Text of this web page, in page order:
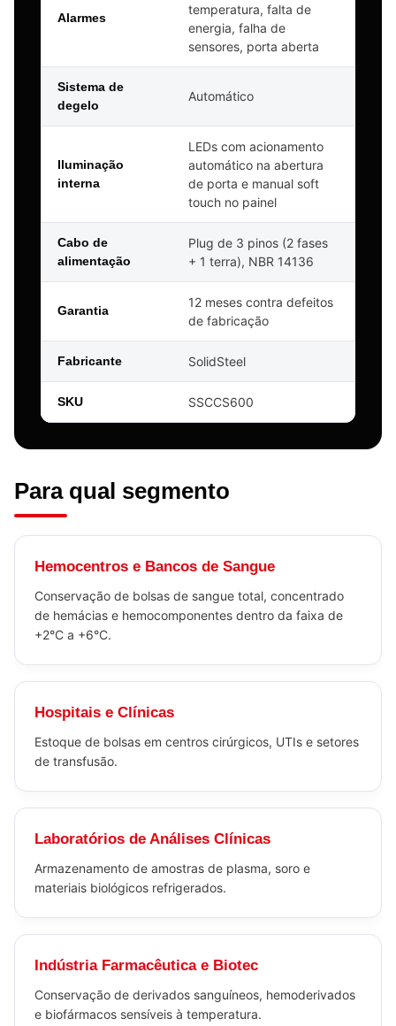
Alarmes
temperatura, falta de
energia, falha de
sensores, porta aberta
Sistema de
degelo
Automático
Iluminação
interna
LEDs com acionamento
automático na abertura
de porta e manual soft
touch no painel
Cabo de
alimentação
Plug de 3 pinos (2 fases
+ 1 terra), NBR 14136
Garantia
12 meses contra defeitos
de fabricação
Fabricante SolidSteel
SKU SSCCS600
Para qual segmento
Hemocentros e Bancos de Sangue
Conservação de bolsas de sangue total, concentrado
de hemácias e hemocomponentes dentro da faixa de
+2°C a +6°C.
Hospitais e Clínicas
Estoque de bolsas em centros cirúrgicos, UTIs e setores
de transfusão.
Laboratórios de Análises Clínicas
Armazenamento de amostras de plasma, soro e
materiais biológicos refrigerados.
Indústria Farmacêutica e Biotec
Conservação de derivados sanguíneos, hemoderivados
e biofármacos sensíveis à temperatura.